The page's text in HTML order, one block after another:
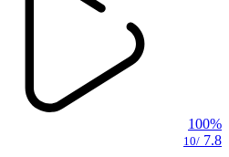
100%
7.8
/10